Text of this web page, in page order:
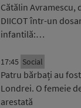
Cătălin Avramescu,
DIICOT într-un
infantilă:…
17:45 Social
Patru bărbați au
Londrei. O femeie
arestată